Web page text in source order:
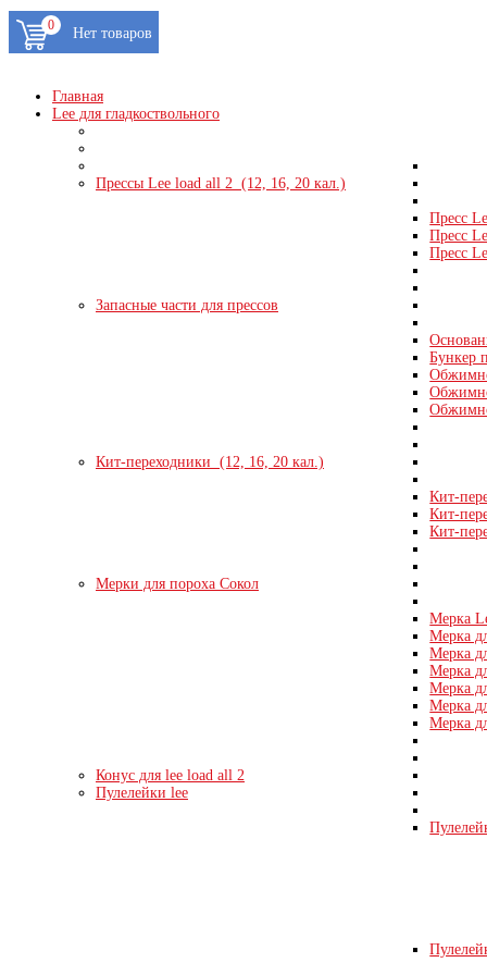
0
Главная
Lee для гладкоствольного
Прессы Lee load all 2 (12, 16, 20 кал.)
Пресс
Пресс
Пресс
Запасные части для прессов
Бункер
Кит-переходники (12, 16, 20 кал.)
Кит-
Кит-
Кит-
Мерки для пороха Сокол
Мерка
Мерка
Мерка
Мерка
Мерка
Мерка
Мерка
Конус для lee load all 2
Пулелейки lee